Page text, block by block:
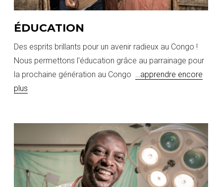
ÉDUCATION
Des esprits brillants pour un avenir radieux au Congo !
Nous permettons l'éducation grâce au parrainage pour
la prochaine génération au Congo
…apprendre encore
plus